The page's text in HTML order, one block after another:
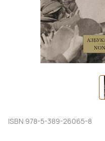
ISBN 978-5-389-26065-8